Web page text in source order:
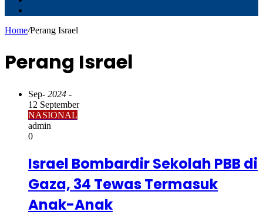
Home/Perang Israel
Perang Israel
Sep- 2024 -
12 September
NASIONAL
admin
0
Israel Bombardir Sekolah PBB di
Gaza, 34 Tewas Termasuk
Anak-Anak